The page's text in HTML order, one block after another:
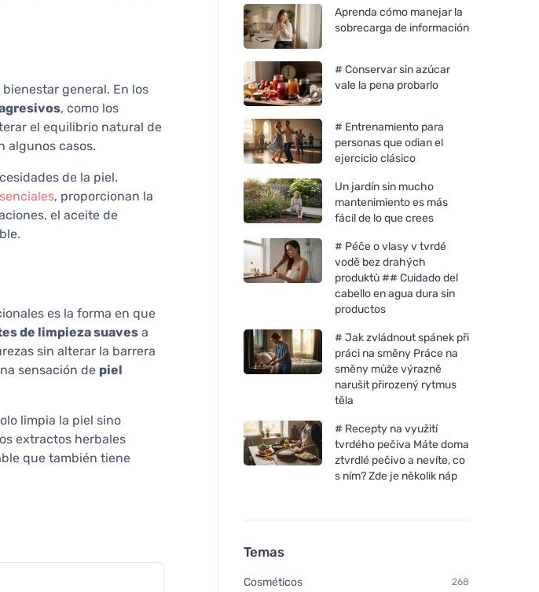
general. En los
, como los
el equilibrio natural de
algunos casos.
de la piel.
, proporcionan la
el aceite de
es la forma en que
de limpieza suaves a
sin alterar la barrera
sensación de piel
limpia la piel sino
extractos herbales
que también tiene
Aprenda cómo manejar la
sobrecarga de información
# Conservar sin azúcar
vale la pena probarlo
# Entrenamiento para
personas que odian el
ejercicio clásico
Un jardín sin mucho
mantenimiento es más
fácil de lo que crees
# Péče o vlasy v tvrdé
vodě bez drahých
produktů ## Cuidado del
cabello en agua dura sin
productos
# Jak zvládnout spánek při
práci na směny Práce na
směny může výrazně
narušit přirozený rytmus
těla
# Recepty na využití
tvrdého pečiva Máte doma
ztvrdlé pečivo a nevíte, co
s ním? Zde je několik náp
Temas
Cosméticos 268